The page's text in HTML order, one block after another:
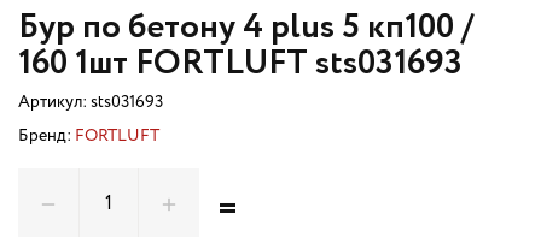
Бур по бетону 4 plus 5 кп100 /
160 1шт FORTLUFT sts031693
Артикул: sts031693
Бренд: FORTLUFT
=